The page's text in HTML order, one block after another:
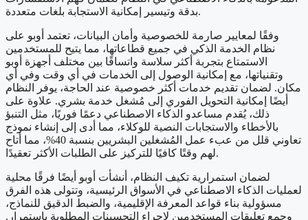
بدقة وتيسير إمكانية الاستجابة بلغات متعددة.
وفقًا لمعايير صارمة للخصوصية وأمان البيانات، تعتمد أوبو على
نظام الخدمة الذكي في جميع قطاعاتها، مما يتيح للمستخدمين
الاستمتاع بتجربة أكثر سلاسة واتساقًا بين مختلف أجهزة أوبو
وتقنياتها، مع إمكانية الوصول إلى الخدمات في أي وقت وفي أي
مكان. لضمان تقديم خدمات أكثر خصوصية عند الحاجة، يوفر النظام
أيضًا إمكانية التحويل الفوري إلى مُشغل خدمة بشري. علاوة على
ذلك، يُقدم مساعدو الذكاء الاصطناعي دعمًا فوريًا، مثل التنبؤ
بالأخطاء والاستجابات النصية للوكلاء، مما أدى إلى إنشاء نموذج
تعاوني قلل من عبء عمل المُشغلين البشريين بنسبة 40%، مما أتاح
لهم وقتًا كافيًا للتركيز على الطلبات الأكثر تعقيدًا.
لضمان استمرارية تكيف النظام، أنشأت أوبو أيضًا فرقًا محلية
لعمليات الذكاء الاصطناعي في الأسواق الرئيسية، وتتولى هذه الفرق
مسؤولية بناء قواعد المعرفة الإقليمية، والضبط الدقيق للنماذج،
وجمع تعليقات المستخدمين لإجراء التحسينات المطلوبة باستمرار.